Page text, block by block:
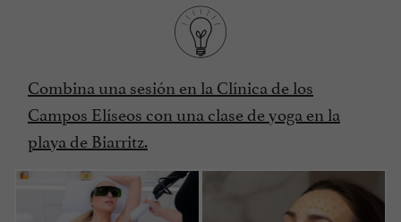
Combina una sesión en la Clínica de los
Campos Elíseos con una clase de yoga en la
playa de Biarritz.